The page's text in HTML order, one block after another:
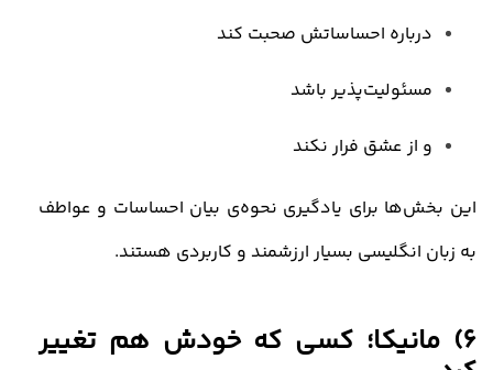
درباره احساساتش صحبت کند
مسئولیت‌پذیر باشد
و از عشق فرار نکند
این بخش‌ها برای یادگیری نحوه‌ی بیان احساسات و عواطف
به زبان انگلیسی بسیار ارزشمند و کاربردی هستند.
6) مانیکا؛ کسی که خودش هم تغییر